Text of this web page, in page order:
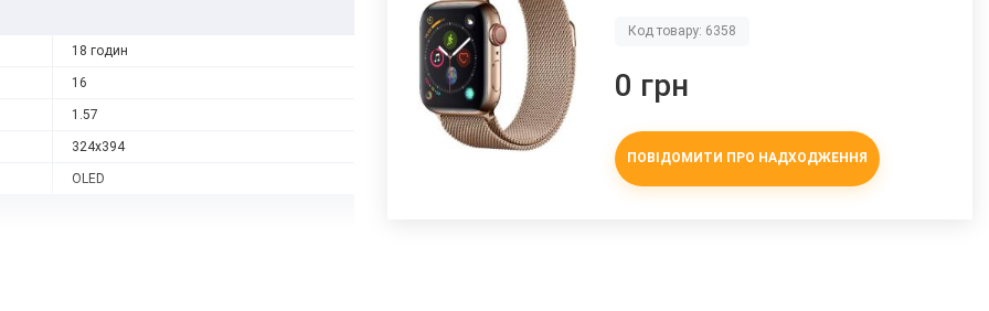
18 годин
16
1.57
324x394
OLED
Код товару: 6358
0 грн
ПОВІДОМИТИ ПРО НАДХОДЖЕННЯ